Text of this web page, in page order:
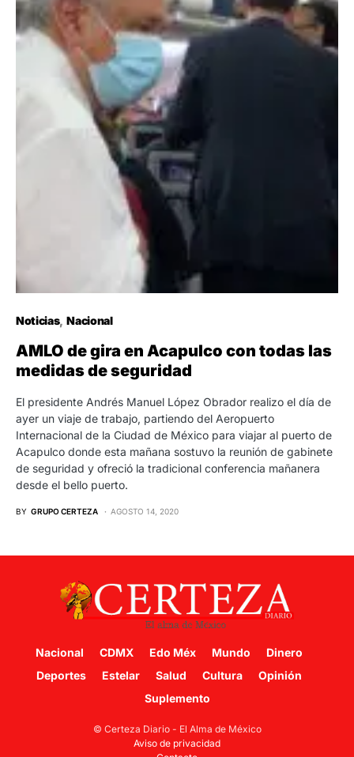
Noticias Nacional
AMLO de gira en Acapulco con todas las
medidas de seguridad
El presidente Andrés Manuel López Obrador realizo el día de
ayer un viaje de trabajo, partiendo del Aeropuerto
Internacional de la Ciudad de México para viajar al puerto de
Acapulco donde esta mañana sostuvo la reunión de gabinete
de seguridad y ofreció la tradicional conferencia mañanera
desde el bello puerto.
BY GRUPO CERTEZA AGOSTO 14, 2020
Nacional CDMX Edo Méx Mundo
Dinero
Deportes
Estelar Salud Cultura
Opinión
Suplemento
© Certeza Diario - El Alma de México
Aviso de privacidad